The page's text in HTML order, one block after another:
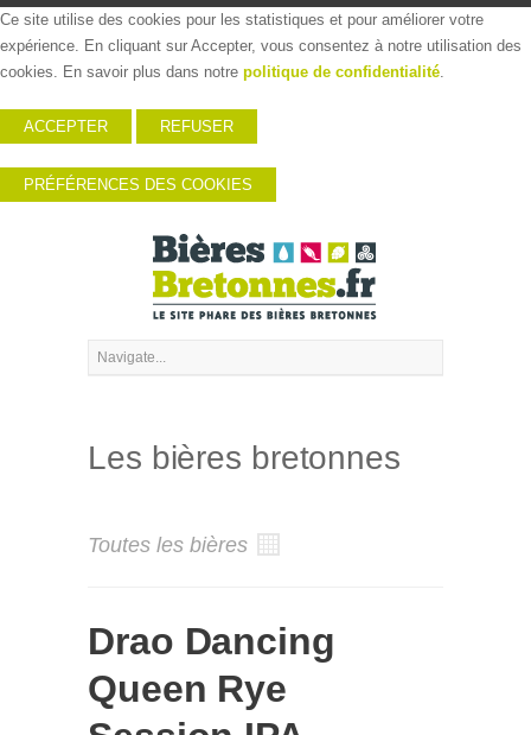
Ce site utilise des cookies pour les statistiques et pour améliorer votre
expérience. En cliquant sur Accepter, vous consentez à notre utilisation des
cookies. En savoir plus dans notre politique de confidentialité.
ACCEPTER REFUSER
PRÉFÉRENCES DES COOKIES
Les bières bretonnes
Toutes les bières
Drao Dancing
Queen Rye